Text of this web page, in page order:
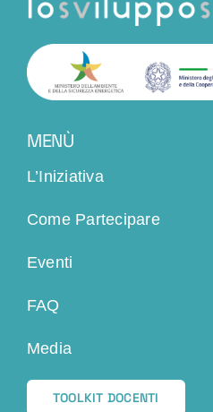
MENÙ
L’Iniziativa
Come Partecipare
Eventi
FAQ
Media
TOOLKIT DOCENTI